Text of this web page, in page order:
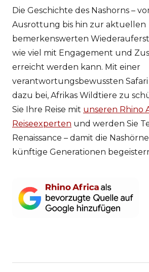
Die Geschichte des Nashorns –
Ausrottung bis hin zur aktuellen
bemerkenswerten
wie viel mit Engagement und
erreicht werden kann. Mit einer
verantwortungsbewussten
dazu bei, Afrikas Wildtiere zu
Sie Ihre Reise mit unseren Rhino
Reiseexperten und werden Sie
Renaissance – damit die
künftige Generationen